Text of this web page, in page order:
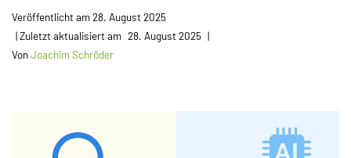
Veröffentlicht am28. August 2025
28. August 2025
VonJoachim Schröder